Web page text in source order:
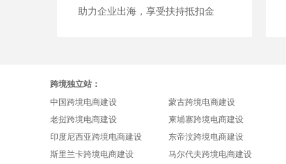
助力企业出海，享受扶持抵扣金
跨境独立站：
中国跨境电商建设 蒙古跨境电商建设
老挝跨境电商建设
柬埔寨跨境电商建设
印度尼西亚跨境电商建设
东帝汶跨境电商建设
斯里兰卡跨境电商建设
马尔代夫跨境电商建设